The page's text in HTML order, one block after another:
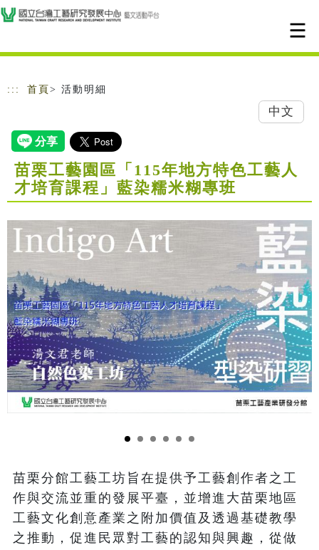
跳到主要內容
網站導覽
::: 首頁 > 活動明細
中文
苗栗工藝園區「115年地方特色工藝人
才培育課程」藍染糯米糊專班
苗栗分館工藝工坊旨在提供予工藝創作者之工
作與交流並重的發展平臺，並增進大苗栗地區
工藝文化創意產業之附加價值及透過基礎教學
之推動，促進民眾對工藝的認知與興趣，從做